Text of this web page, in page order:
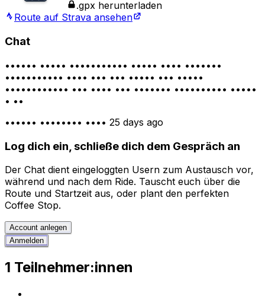
.gpx herunterladen
Route auf Strava ansehen
Chat
•••••• ••••• ••••••••••• ••••• •••• •••••••
••••••••••• •••• ••• ••• ••••• ••• •••••
•••••••••••• ••• •••• ••• ••••••• •••••••••• •••••
• ••
•••••• •••••••• •••• 25 days ago
Log dich ein, schließe dich dem Gespräch an
Der Chat dient eingeloggten Usern zum Austausch vor,
während und nach dem Ride. Tauscht euch über die
Route und Startzeit aus, oder plant den perfekten
Coffee Stop.
Account anlegen
Anmelden
1 Teilnehmer:innen